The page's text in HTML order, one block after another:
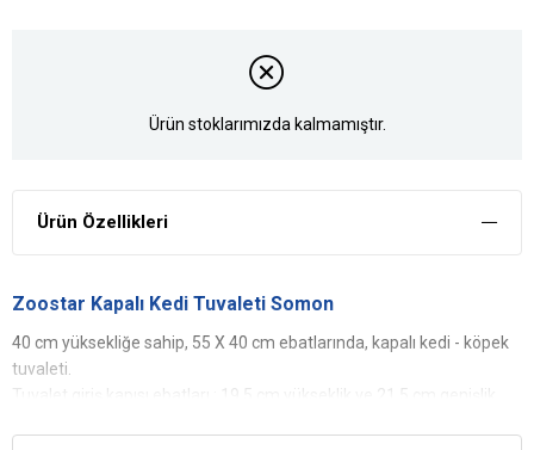
Ürün stoklarımızda kalmamıştır.
Ürün Özellikleri
Zoostar Kapalı Kedi Tuvaleti Somon
40 cm yüksekliğe sahip, 55 X 40 cm ebatlarında, kapalı kedi - köpek
tuvaleti.
Tuvalet giriş kapısı ebatları : 19.5 cm yükseklik ve 21.5 cm genişlik